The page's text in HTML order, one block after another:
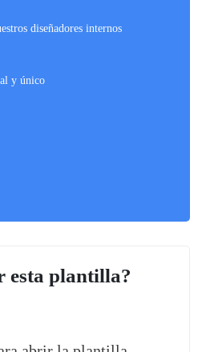
diseñadores internos
y único
esta plantilla?